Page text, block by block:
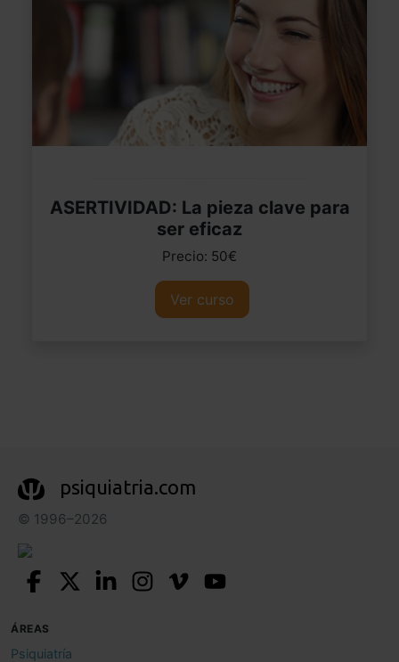
ASERTIVIDAD: La pieza clave para
ser eficaz
Precio: 50€
Ver curso
psiquiatria.com
© 1996–2026
ÁREAS
Psiquiatría